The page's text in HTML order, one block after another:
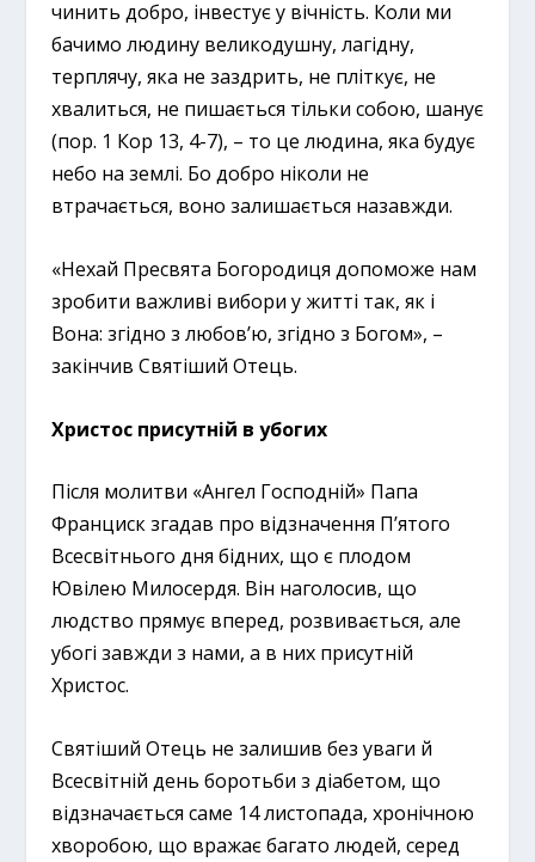
чинить добро, інвестує у вічність. Коли ми
бачимо людину великодушну, лагідну,
терплячу, яка не заздрить, не пліткує, не
хвалиться, не пишається тільки собою, шанує
(пор. 1 Кор 13, 4-7), – то це людина, яка будує
небо на землі. Бо добро ніколи не
втрачається, воно залишається назавжди.
«Нехай Пресвята Богородиця допоможе нам
зробити важливі вибори у житті так, як і
Вона: згідно з любов’ю, згідно з Богом», –
закінчив Святіший Отець.
Христос присутній в убогих
Після молитви «Ангел Господній» Папа
Франциск згадав про відзначення П’ятого
Всесвітнього дня бідних, що є плодом
Ювілею Милосердя. Він наголосив, що
людство прямує вперед, розвивається, але
убогі завжди з нами, а в них присутній
Христос.
Святіший Отець не залишив без уваги й
Всесвітній день боротьби з діабетом, що
відзначається саме 14 листопада, хронічною
хворобою, що вражає багато людей, серед